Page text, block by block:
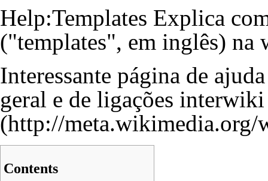
Help:Templates Explica
("templates", em inglês) na
Interessante página de
geral e de ligações interwiki
Contents